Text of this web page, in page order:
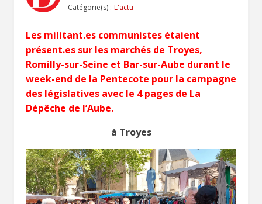
Catégorie(s) : L'actu
Les militant.es communistes étaient
présent.es sur les marchés de Troyes,
Romilly-sur-Seine et Bar-sur-Aube durant le
week-end de la Pentecote pour la campagne
des législatives avec le 4 pages de La
Dépêche de l’Aube.
à Troyes